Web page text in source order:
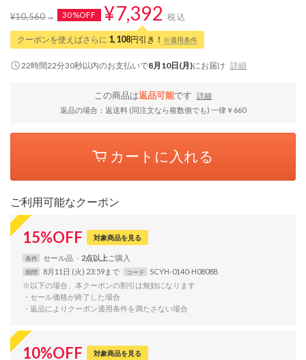
¥10,560 30%OFF ¥7,392 税込
クーポンを使えばさらに 1,108円引き！ ※適用条件
22時間22分29秒以内のお支払いで8月10日(月)にお届け 詳細
この商品は返品可能です
詳細
返品の場合：返送料 (同注文なら複数個でも) 一律￥660
カートに入れる
ご利用可能なクーポン
15%OFF 対象商品を見る
条件 セール品 2点以上
期間 8月11日 (火) 23:59まで コード
SCYH-0140-H0808B
※以下の場合、本クーポンの割引は無効になります
・セール価格が終了した場合
・返品によりクーポン適用条件を満たさない場合
10%OFF 対象商品を見る